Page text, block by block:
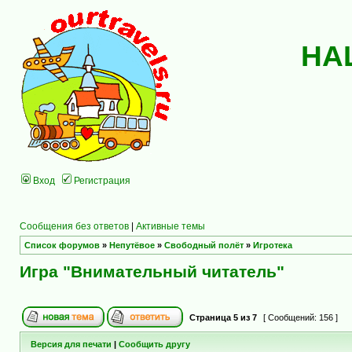
Вход Регистрация
Сообщения без ответов | Активные темы
Список форумов » Непутёвое » Свободный полёт » Игротека
Игра "Внимательный читатель"
Страница 5 из 7 [ Сообщений: 156 ]
Версия для печати | Сообщить другу